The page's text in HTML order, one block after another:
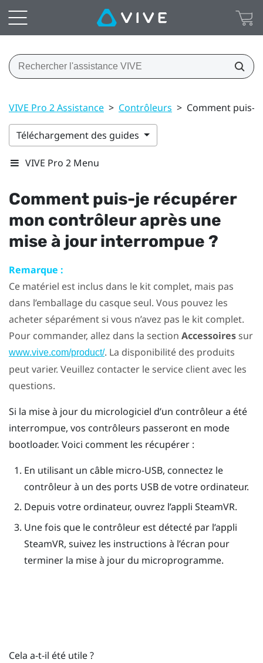
VIVE Pro 2 Assistance > Contrôleurs > Comment puis-
Téléchargement des guides
VIVE Pro 2 Menu
Comment puis-je récupérer
mon contrôleur après une
mise à jour interrompue ?
Remarque :
Ce matériel est inclus dans le kit complet, mais pas
dans l’emballage du casque seul. Vous pouvez les
acheter séparément si vous n’avez pas le kit complet.
Pour commander, allez dans la section Accessoiressur
www.vive.com/product/. La disponibilité des produits
peut varier. Veuillez contacter le service client avec les
questions.
Si la mise à jour du micrologiciel d’un contrôleur a été
interrompue, vos contrôleurs passeront en mode
bootloader. Voici comment les récupérer :
En utilisant un câble micro-USB, connectez le
contrôleur à un des ports USB de votre ordinateur.
Depuis votre ordinateur, ouvrez l’appli SteamVR.
Une fois que le contrôleur est détecté par l’appli
SteamVR, suivez les instructions à l’écran pour
terminer la mise à jour du microprogramme.
Cela a-t-il été utile ?